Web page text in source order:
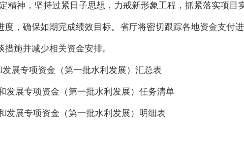
精神，坚持过紧日子思想，力戒新形象工程，抓紧落实项目
，确保如期完成绩效目标。省厅将密切跟踪各地资金支付
施并减少相关资金安排。
展专项资金（第一批水利发展）汇总表
发展专项资金（第一批水利发展）任务清单
发展专项资金（第一批水利发展）明细表